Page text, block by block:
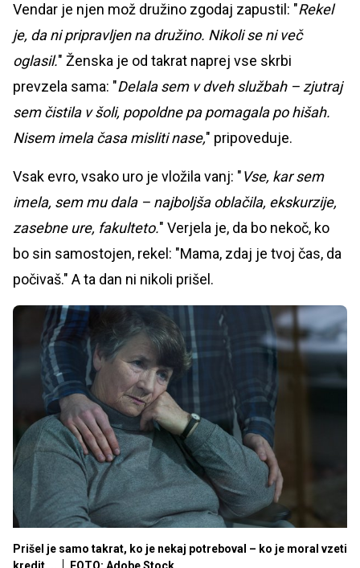
Vendar je njen mož družino zgodaj zapustil: "Rekel
je, da ni pripravljen na družino. Nikoli se ni več
oglasil." Ženska je od takrat naprej vse skrbi
prevzela sama: "Delala sem v dveh službah – zjutraj
sem čistila v šoli, popoldne pa pomagala po hišah.
Nisem imela časa misliti nase," pripoveduje.
Vsak evro, vsako uro je vložila vanj: "Vse, kar sem
imela, sem mu dala – najboljša oblačila, ekskurzije,
zasebne ure, fakulteto." Verjela je, da bo nekoč, ko
bo sin samostojen, rekel: "Mama, zdaj je tvoj čas, da
počivaš." A ta dan ni nikoli prišel.
Prišel je samo takrat, ko je nekaj potreboval – ko je moral vzeti